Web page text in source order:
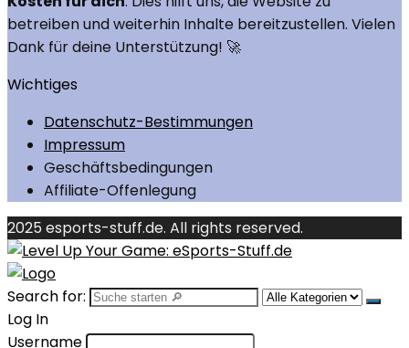
betreiben und weiterhin Inhalte bereitzustellen. Vielen
Dank für deine Unterstützung! 🚀
Wichtiges
Datenschutz-Bestimmungen
Impressum
Geschäftsbedingungen
Affiliate-Offenlegung
2025 esports-stuff.de. All rights reserved.
Search for:
Log In
Username